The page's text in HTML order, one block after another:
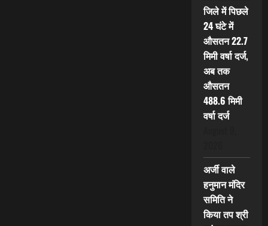
जिले में पिछले
24 घंटे में
औसतन 22.7
मिमी वर्षा दर्ज,
अब तक
औसतन
488.6 मिमी
वर्षा दर्ज
अर्जी वाले
हनुमान मंदिर
समिति ने
किया तप श्री